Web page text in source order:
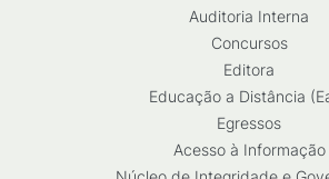
Auditoria Interna
Concursos
Editora
Educação a Distância
Egressos
Acesso à Informação